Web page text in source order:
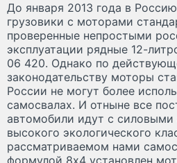
До января 2013 года в
грузовики с моторами
проверенные непростыми
эксплуатации рядные 12-
06 420. Однако по
законодательству моторы
России не могут более
самосвалах. И отныне все
автомобили идут с силовыми
высокого экологического
рассматриваемом нами